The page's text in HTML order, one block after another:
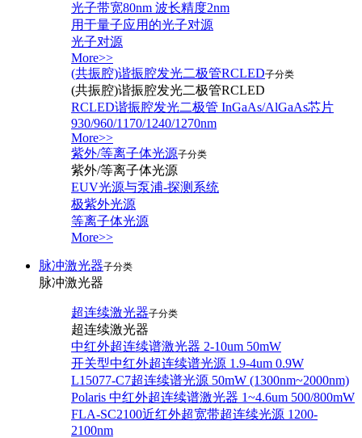
光子带宽80nm 波长精度2nm
用于量子应用的光子对源
光子对源
More>>
(共振腔)谐振腔发光二极管RCLED子分类
(共振腔)谐振腔发光二极管RCLED
RCLED谐振腔发光二极管 InGaAs/AlGaAs芯片
930/960/1170/1240/1270nm
More>>
紫外/等离子体光源子分类
紫外/等离子体光源
EUV光源与泵浦-探测系统
极紫外光源
等离子体光源
More>>
脉冲激光器子分类
脉冲激光器
超连续激光器子分类
超连续激光器
中红外超连续谱激光器 2-10um 50mW
开关型中红外超连续谱光源 1.9-4um 0.9W
L15077-C7超连续谱光源 50mW (1300nm~2000nm)
Polaris 中红外超连续谱激光器 1~4.6um 500/800mW
FLA-SC2100近红外超宽带超连续光源 1200-
2100nm